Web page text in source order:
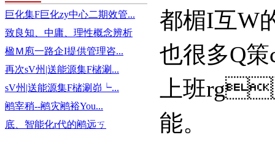
巨化集F巨化zy中心二期效管...
致良知、中庸、理性概念辨析
楹Ｍ庖一路企I提供管理咨...
再次sV州|送能源集F槠涮...
sV州|送能源集F槠涮峁┕...
鹇宰稍--鹇灾鹇裕You...
底、智能化r代的鹇远ㄎ
都楣I互W的
也很多Q策
上班rg
能。